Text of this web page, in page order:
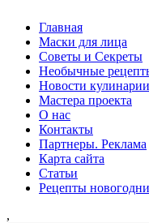
Главная
Маски для лица
Советы и Секреты
Необычные
Новости кулинарии
Мастера проекта
О нас
Контакты
Партнеры. Реклама
Карта сайта
Статьи
Рецепты
,